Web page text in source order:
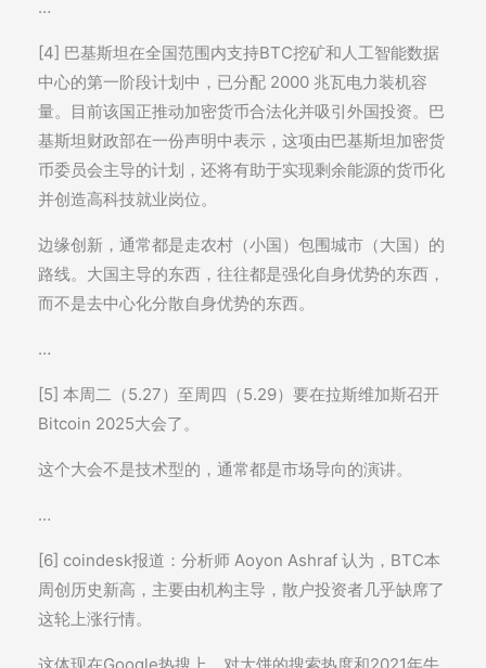
…
[4] 巴基斯坦在全国范围内支持BTC挖矿和人工智能数据
中心的第一阶段计划中，已分配 2000 兆瓦电力装机容
量。目前该国正推动加密货币合法化并吸引外国投资。巴
基斯坦财政部在一份声明中表示，这项由巴基斯坦加密货
币委员会主导的计划，还将有助于实现剩余能源的货币化
并创造高科技就业岗位。
边缘创新，通常都是走农村（小国）包围城市（大国）的
路线。大国主导的东西，往往都是强化自身优势的东西，
而不是去中心化分散自身优势的东西。
…
[5] 本周二（5.27）至周四（5.29）要在拉斯维加斯召开
Bitcoin 2025大会了。
这个大会不是技术型的，通常都是市场导向的演讲。
…
[6] coindesk报道：分析师 Aoyon Ashraf 认为，BTC本
周创历史新高，主要由机构主导，散户投资者几乎缺席了
这轮上涨行情。
这体现在Google热搜上，对大饼的搜索热度和2021年牛